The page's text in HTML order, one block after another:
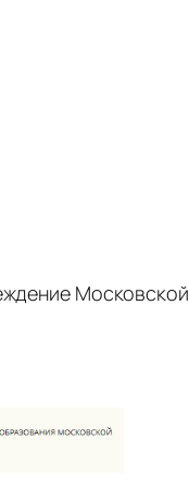
Московской